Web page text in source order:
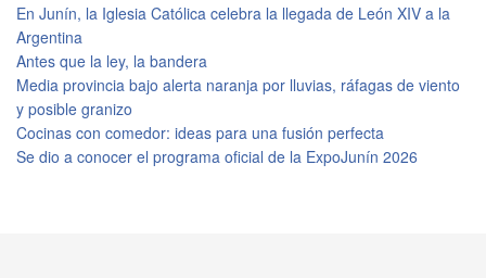
En Junín, la Iglesia Católica celebra la llegada de León XIV a la
Argentina
Antes que la ley, la bandera
Media provincia bajo alerta naranja por lluvias, ráfagas de viento
y posible granizo
Cocinas con comedor: ideas para una fusión perfecta
Se dio a conocer el programa oficial de la ExpoJunín 2026